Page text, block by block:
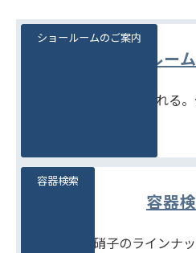
ショールー
見て、触れて、比べられる
ショールームのご案内
容器
豊富な石堂硝子のラインナ
容器検索